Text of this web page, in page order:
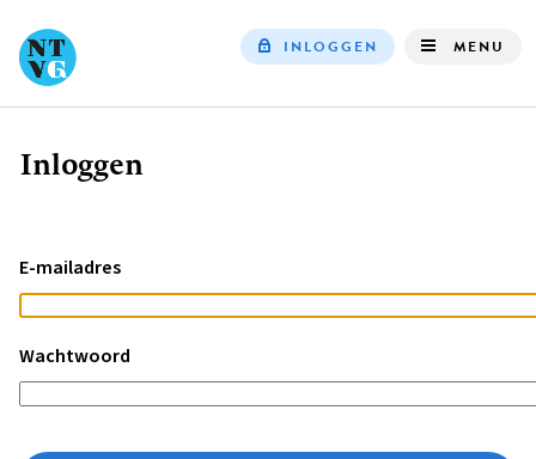
INLOGGEN MENU
Kruimelpad
Inloggen
E-mailadres
Wachtwoord